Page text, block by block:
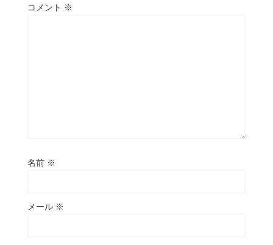
コメント ※
名前 ※
メール ※